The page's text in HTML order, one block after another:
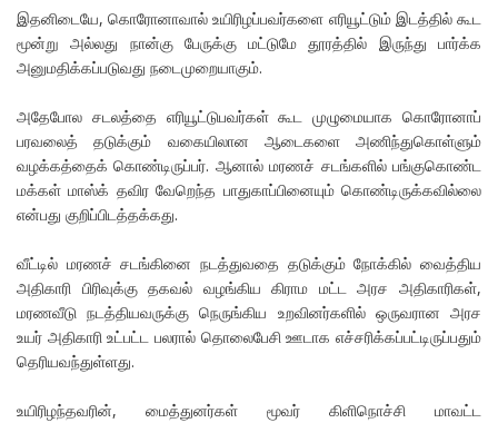
இதனிடையே, கொரோனாவால் உயிரிழப்பவர்களை எரியூட்டும் இடத்தில் கூட
மூன்று அல்லது நான்கு பேருக்கு மட்டுமே தூரத்தில் இருந்து பார்க்க
அனுமதிக்கப்படுவது நடைமுறையாகும்.
அதேபோல சடலத்தை எரியூட்டுபவர்கள் கூட முழுமையாக கொரோனாப்
பரவலைத் தடுக்கும் வகையிலான ஆடைகளை அணிந்துகொள்ளும்
வழக்கத்தைக் கொண்டிருப்பர். ஆனால் மரணச் சடங்களில் பங்குகொண்ட
மக்கள் மாஸ்க் தவிர வேறெந்த பாதுகாப்பினையும் கொண்டிருக்கவில்லை
என்பது குறிப்பிடத்தக்கது.
வீட்டில் மரணச் சடங்கினை நடத்துவதை தடுக்கும் நோக்கில் வைத்திய
அதிகாரி பிரிவுக்கு தகவல் வழங்கிய கிராம மட்ட அரச அதிகாரிகள்,
மரணவீடு நடத்தியவருக்கு நெருங்கிய உறவினர்களில் ஒருவரான அரச
உயர் அதிகாரி உட்பட்ட பலரால் தொலைபேசி ஊடாக எச்சரிக்கப்பட்டிருப்பதும்
தெரியவந்துள்ளது.
உயிரிழந்தவரின், மைத்துனர்கள் மூவர் கிளிநொச்சி மாவட்ட